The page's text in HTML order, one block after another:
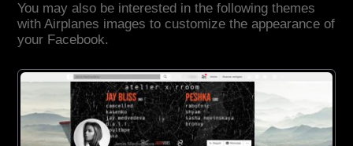
You may also be interested in the following themes
with Airplanes images to customize the appearance of
your Facebook.